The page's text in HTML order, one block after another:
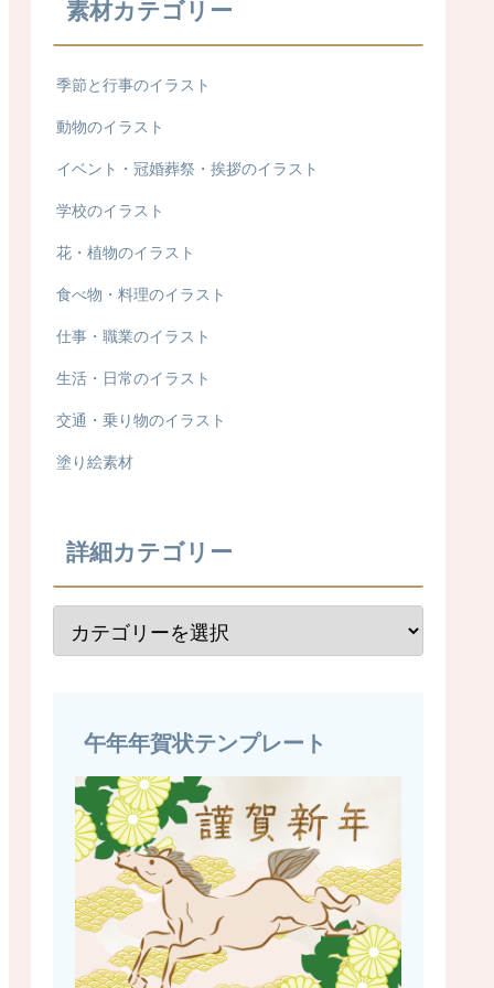
素材カテゴリー
季節と行事のイラスト
動物のイラスト
イベント・冠婚葬祭・挨拶のイラスト
学校のイラスト
花・植物のイラスト
食べ物・料理のイラスト
仕事・職業のイラスト
生活・日常のイラスト
交通・乗り物のイラスト
塗り絵素材
詳細カテゴリー
午年年賀状テンプレート